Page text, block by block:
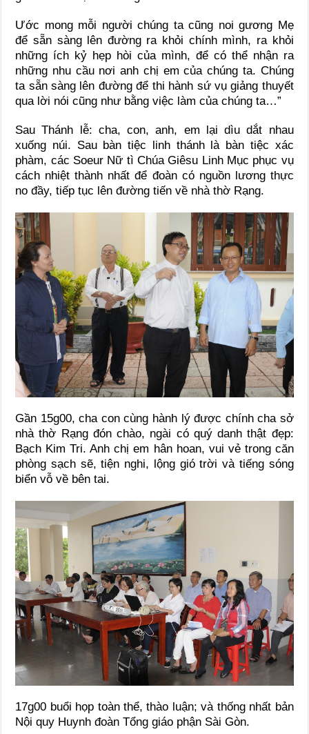
Ước mong mỗi người chúng ta cũng noi gương Mẹ
để sẵn sàng lên đường ra khỏi chính mình, ra khỏi
những ích kỷ hẹp hòi của mình, để có thể nhận ra
những nhu cầu nơi anh chị em của chúng ta. Chúng
ta sẵn sàng lên đường để thi hành sứ vụ giảng thuyết
qua lời nói cũng như bằng việc làm của chúng ta…”
Sau Thánh lễ: cha, con, anh, em lại dìu dắt nhau
xuống núi. Sau bàn tiệc linh thánh là bàn tiệc xác
phàm, các Soeur Nữ tì Chúa Giêsu Linh Mục phục vụ
cách nhiệt thành nhất để đoàn có nguồn lương thực
no đầy, tiếp tục lên đường tiến về nhà thờ Rạng.
Gần 15g00, cha con cùng hành lý được chính cha sở
nhà thờ Rạng đón chào, ngài có quý danh thật đẹp:
Bạch Kim Tri. Anh chị em hân hoan, vui vẻ trong căn
phòng sạch sẽ, tiện nghi, lộng gió trời và tiếng sóng
biển vỗ về bên tai.
17g00 buổi họp toàn thể, thào luận; và thống nhất bản
Nội quy Huynh đoàn Tổng giáo phận Sài Gòn.